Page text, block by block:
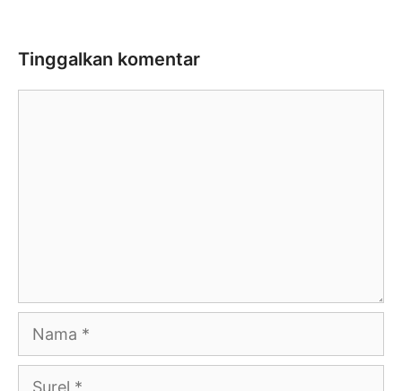
Tinggalkan komentar
Nama
Surel